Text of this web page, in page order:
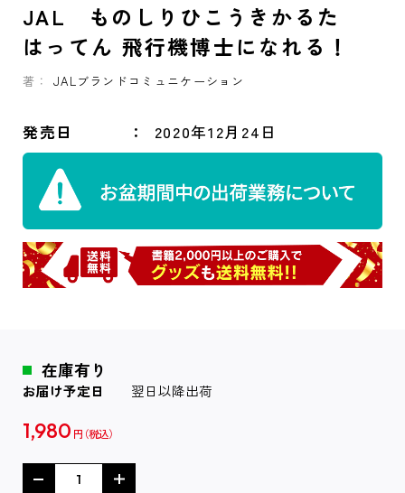
JAL ものしりひこうきかるた
はってん 飛行機博士になれる！
著： JALブランドコミュニケーション
発売日 2020年12月24日
在庫有り
お届け予定日 翌日以降出荷
1,980 円